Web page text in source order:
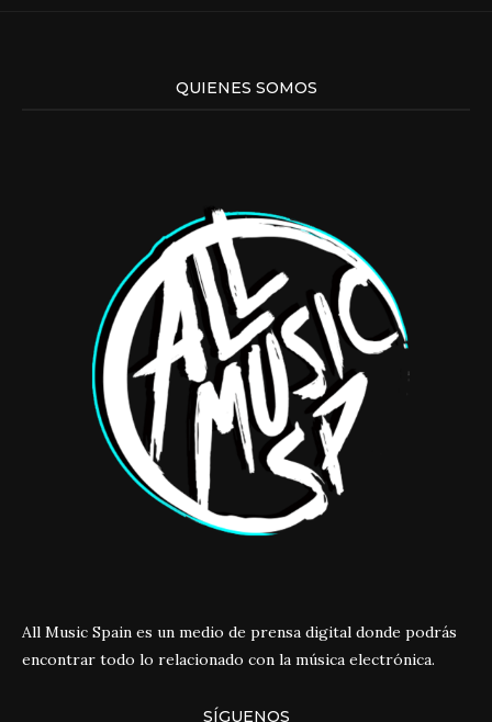
QUIENES SOMOS
All Music Spain es un medio de prensa digital donde podrás
encontrar todo lo relacionado con la música electrónica.
SÍGUENOS